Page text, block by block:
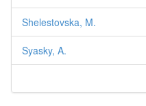
Shelestovska, M.
Syasky, A.